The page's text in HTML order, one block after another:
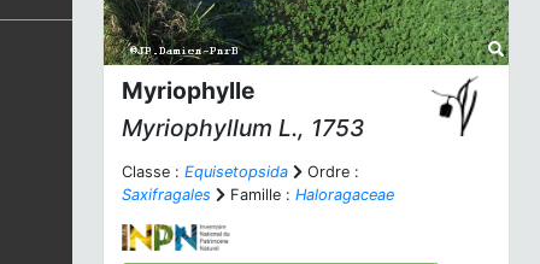
Myriophylle
Myriophyllum L., 1753
Classe : Equisetopsida
Ordre :
Saxifragales
Famille : Haloragaceae